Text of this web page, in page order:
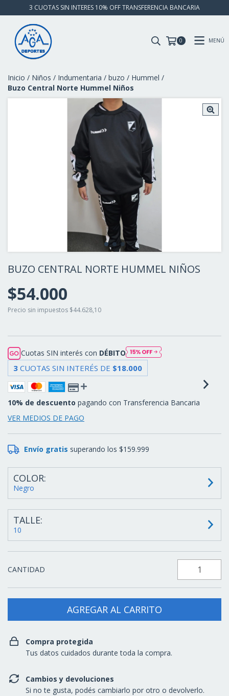
3 CUOTAS SIN INTERES 10% OFF TRANSFERENCIA BANCARIA
0 MENÚ
Inicio / Niños / Indumentaria / buzo / Hummel /
Buzo Central Norte Hummel Niños
BUZO CENTRAL NORTE HUMMEL NIÑOS
$54.000
Precio sin impuestos $44.628,10
Cuotas SIN interés con DÉBITO
3 CUOTAS SIN INTERÉS DE $18.000
10% de descuento pagando con Transferencia Bancaria
VER MEDIOS DE PAGO
Envío gratis superando los$159.999
COLOR:
Negro
TALLE:
10
CANTIDAD
Compra protegida
Tus datos cuidados durante toda la compra.
Cambios y devoluciones
Si no te gusta, podés cambiarlo por otro o devolverlo.